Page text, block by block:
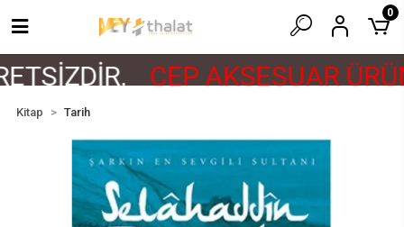
CEP AKSESUAR
0
Kitap Tarih